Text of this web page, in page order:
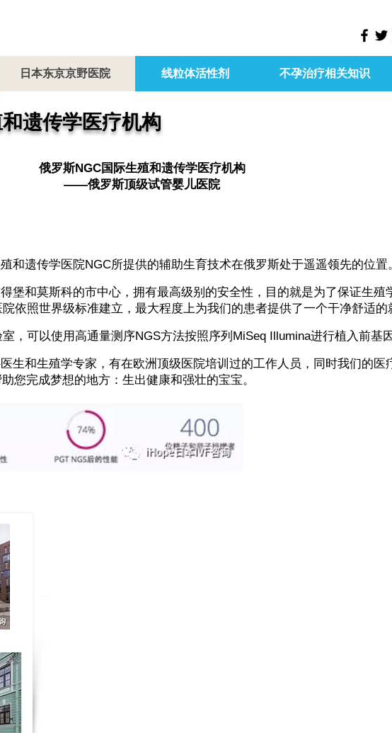
日本东京京野医院 线粒体活性剂 不孕治疗相关知识
遗传学医疗机构
俄罗斯NGC国际生殖和遗传学医疗机构
——俄罗斯顶级试管婴儿医院
和遗传学医院NGC所提供的辅助生育技术在俄罗斯处于遥遥领先的位置
堡和莫斯科的市中心，拥有最高级别的安全性，目的就是为了保证生殖
依照世界级标准建立，最大程度上为我们的患者提供了一个干净舒适的
，可以使用高通量测序NGS方法按照序列MiSeq Illumina进行植入前基因
生和生殖学专家，有在欧洲顶级医院培训过的工作人员，同时我们的医
您完成梦想的地方：生出健康和强壮的宝宝。